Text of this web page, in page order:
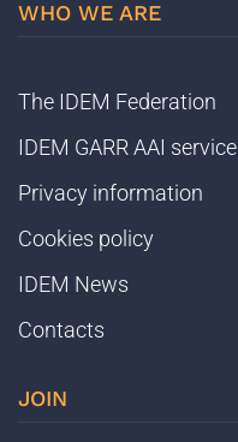
WHO WE ARE
The IDEM Federation
IDEM GARR AAI service
Privacy information
Cookies policy
IDEM News
Contacts
JOIN